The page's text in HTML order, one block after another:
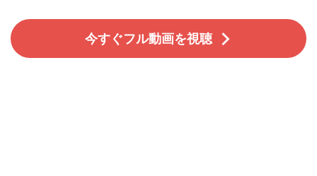
今すぐフル動画を視聴